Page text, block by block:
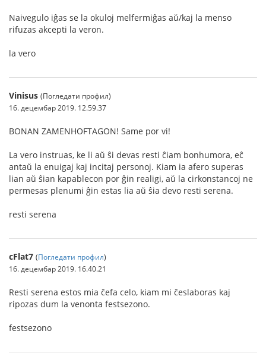
Naivegulo iĝas se la okuloj melfermiĝas aŭ/kaj la menso
rifuzas akcepti la veron.
la vero
Vinisus (Погледати профил)
16. децембар 2019. 12.59.37
BONAN ZAMENHOFTAGON! Same por vi!
La vero instruas, ke li aŭ ŝi devas resti ĉiam bonhumora, eĉ
antaŭ la enuigaj kaj incitaj personoj. Kiam ia afero superas
lian aŭ ŝian kapablecon por ĝin realigi, aŭ la cirkonstancoj ne
permesas plenumi ĝin estas lia aŭ ŝia devo resti serena.
resti serena
cFlat7 (Погледати профил)
16. децембар 2019. 16.40.21
Resti serena estos mia ĉefa celo, kiam mi ĉeslaboras kaj
ripozas dum la venonta festsezono.
festsezono